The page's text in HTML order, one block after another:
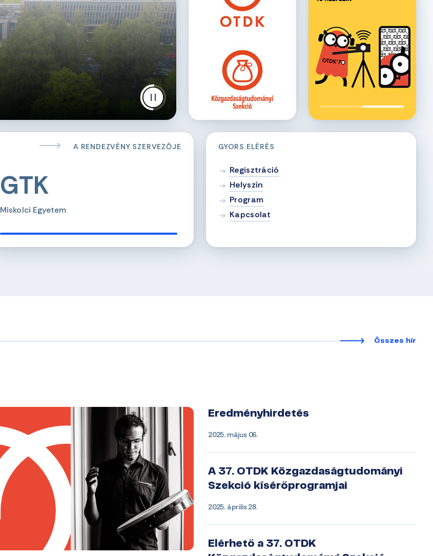
A RENDEZVÉNY SZERVEZŐJE
GTK
Miskolci Egyetem
GYORS ELÉRÉS
Regisztráció
Helyszín
Program
Kapcsolat
Összes hír
Eredményhirdetés
2025. május 06.
A 37. OTDK Közgazdaságtudományi
Szekció kísérőprogramjai
2025. április 28.
Elérhető a 37. OTDK